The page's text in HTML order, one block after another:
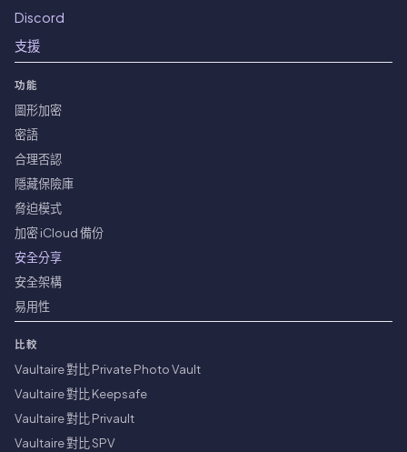
Discord
支援
功能
圖形加密
密語
合理否認
隱藏保險庫
脅迫模式
加密 iCloud 備份
安全分享
安全架構
易用性
比較
Vaultaire 對比 Private Photo Vault
Vaultaire 對比 Keepsafe
Vaultaire 對比 Privault
Vaultaire 對比 SPV